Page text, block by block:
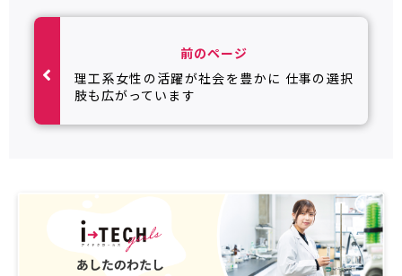
前のページ
理工系女性の活躍が社会を豊かに 仕事の選択
肢も広がっています